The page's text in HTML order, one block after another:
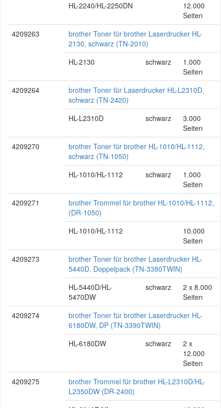
HL-2240/HL-2250DN
12.000
Seiten
4209263
brother Toner für brother Laserdrucker HL-
2130, schwarz (TN-2010)
HL-2130
schwarz
1.000
Seiten
4209264
brother Toner für Laserdrucker HL-L2310D,
schwarz (TN-2420)
HL-L2310D
schwarz
3.000
Seiten
4209270
brother Toner für brother HL-1010/HL-1112,
schwarz (TN-1050)
HL-1010/HL-1112
schwarz
1.000
Seiten
4209271
brother Trommel für brother HL-1010/HL-1112,
(DR-1050)
HL-1010/HL-1112
10.000
Seiten
4209273
brother Toner für brother Laserdrucker HL-
5440D, Doppelpack (TN-3380TWIN)
HL-5440D/HL-
5470DW
schwarz
2 x 8.000
Seiten
4209274
brother Toner für brother Laserdrucker HL-
6180DW, DP (TN-3390TWIN)
HL-6180DW
schwarz
2 x
12.000
Seiten
4209275
brother Trommel für brother HL-L2310D/HL-
L2350DW (DR-2400)